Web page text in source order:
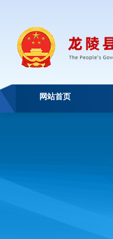
网站首页